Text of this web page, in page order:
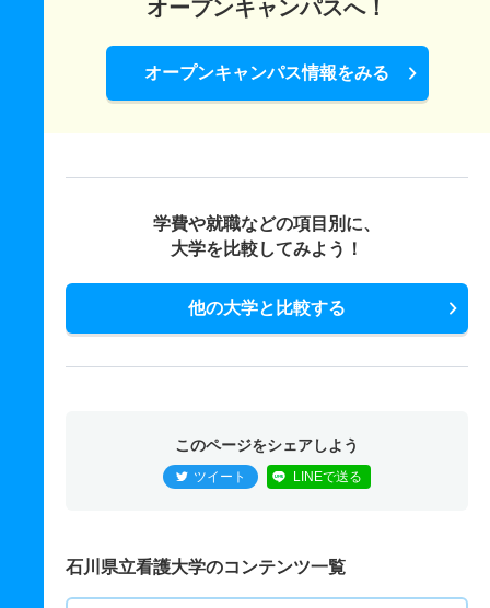
オープンキャンパスへ！
オープンキャンパス情報をみる
学費や就職などの項目別に、
大学を比較してみよう！
他の大学と比較する
このページをシェアしよう
ツイート LINEで送る
石川県立看護大学のコンテンツ一覧